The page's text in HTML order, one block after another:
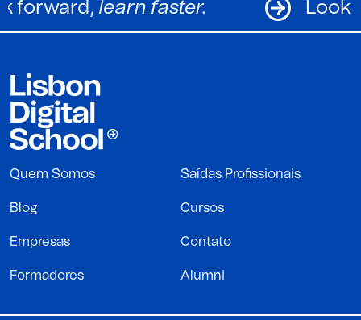
Look forward,learn faster.
Quem Somos Saídas Profissionais
Blog Cursos
Empresas Contato
Formadores Alumni